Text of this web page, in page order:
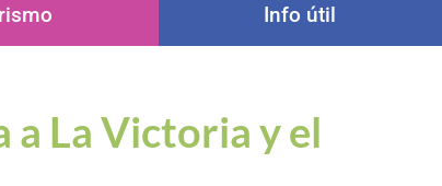
Info útil
a La Victoria y el